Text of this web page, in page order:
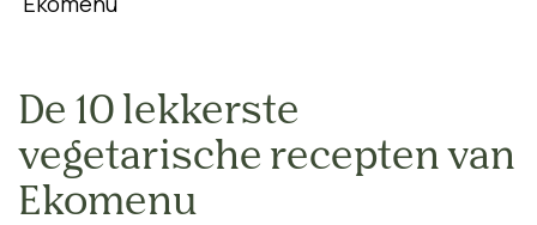
LACTOSEVRIJ
De 10 lekkerste
vegetarische recepten van
Ekomenu